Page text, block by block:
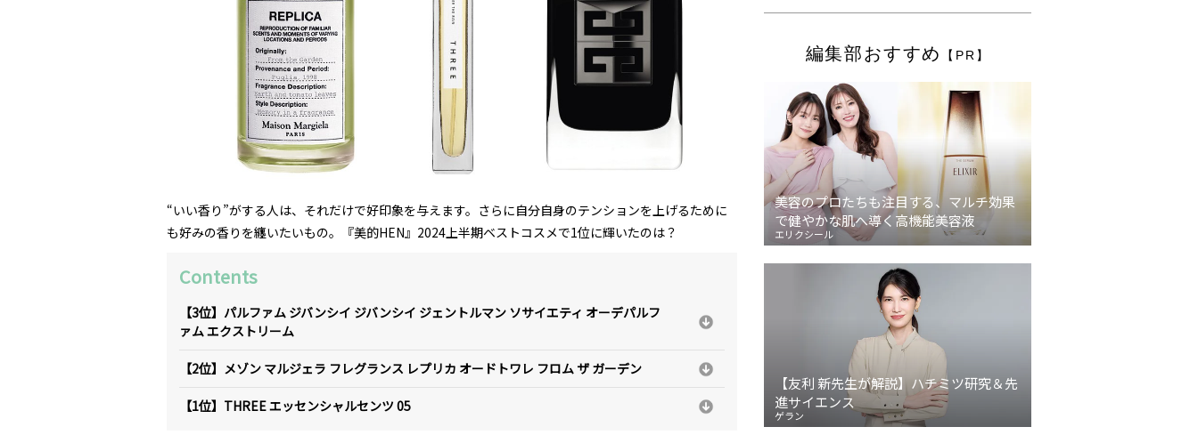
“いい香り”がする人は、それだけで好印象を与えます。さらに自分自身のテンションを上げるために
も好みの香りを纏いたいもの。『美的HEN』2024上半期ベストコスメで1位に輝いたのは？
Contents
【3位】パルファム ジバンシイ ジバンシイ ジェントルマン ソサイエティ オーデパルフ
ァム エクストリーム
【2位】メゾン マルジェラ フレグランス レプリカ オードトワレ フロム ザ ガーデン
【1位】THREE エッセンシャルセンツ 05
編集部おすすめ 【PR】
美容のプロたちも注目する、マルチ効果
で健やかな肌へ導く高機能美容液
エリクシール
【友利 新先生が解説】ハチミツ研究＆先
進サイエンス
ゲラン